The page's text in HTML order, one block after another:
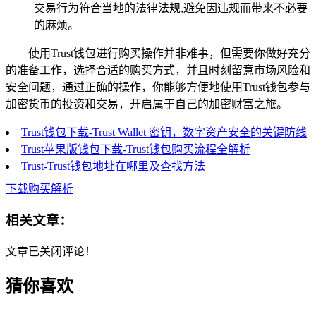
交易行为符合当地的法律法规,避免因违规而带来不必要
的麻烦。
使用Trust钱包进行购买操作并非难事，但需要你做好充分
的准备工作，选择合适的购买方式，并且时刻留意市场风险和
安全问题，通过正确的操作，你能够方便地使用Trust钱包参与
加密货币的投资和交易，开启属于自己的加密财富之旅。
Trust钱包下载-Trust Wallet 密钥，数字资产安全的关键防线
Trust苹果版钱包下载-Trust钱包购买流程全解析
Trust-Trust钱包地址在哪里及查找方法
下载购买解析
相关文章：
文章已关闭评论！
猜你喜欢